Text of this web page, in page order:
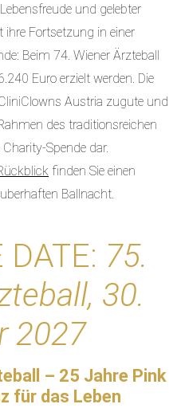
und gelebter
Fortsetzung in einer
Beim 74. Wiener Ärzteball
Euro erzielt werden. Die
Austria zugute und
des traditionsreichen
Spende dar.
finden Sie einen
Ballnacht.
DATE: 75.
30.
2027
– 25 Jahre Pink
für das Leben